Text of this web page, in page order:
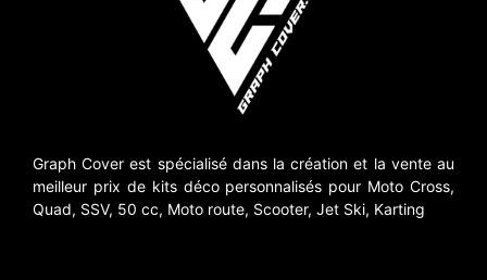
Graph Cover est spécialisé dans la création et la vente au
meilleur prix de kits déco personnalisés pour Moto Cross,
Quad, SSV, 50 cc, Moto route, Scooter, Jet Ski, Karting